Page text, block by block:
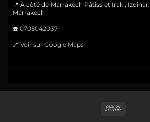
📍 À côté de Marrakech Pâtiss et Iraki, Izdihar,
Marrakech
☎️ 0705042037
🔗 Voir sur Google Maps